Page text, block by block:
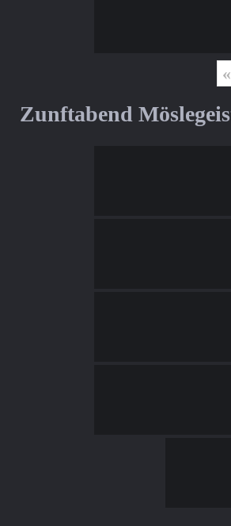
«
Zunftabend